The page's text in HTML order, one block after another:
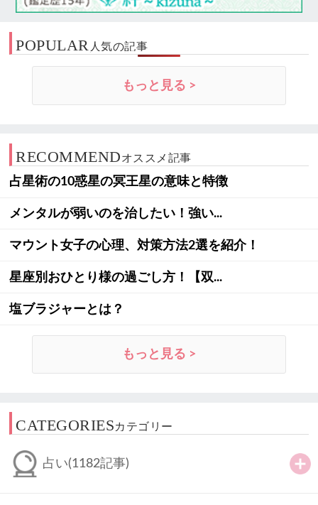
POPULAR 人気の記事
もっと見る >
RECOMMENDオススメ記事
占星術の10惑星の冥王星の意味と特徴
メンタルが弱いのを治したい！強い...
マウント女子の心理、対策方法2選を紹介！
星座別おひとり様の過ごし方！【双...
塩ブラジャーとは？
もっと見る >
CATEGORIESカテゴリー
占い(1182記事)